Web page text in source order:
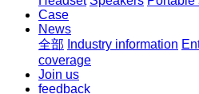
Case
News
全部 Industry information
coverage
Join us
feedback